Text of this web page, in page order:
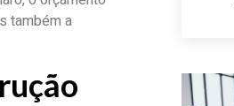
também a